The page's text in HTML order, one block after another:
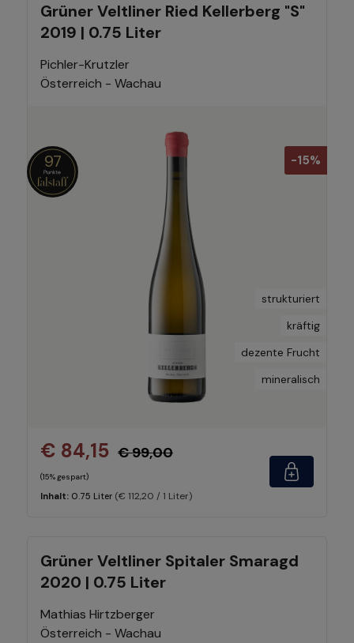
Grüner Veltliner Ried Kellerberg "S"
2019 | 0.75 Liter
Pichler-Krutzler
Österreich - Wachau
-15%
97
strukturiert
kräftig
dezente Frucht
mineralisch
€ 84,15 € 99,00
(15% gespart)
Inhalt: 0.75 Liter (€ 112,20 / 1 Liter)
Grüner Veltliner Spitaler Smaragd
2020 | 0.75 Liter
Mathias Hirtzberger
Österreich - Wachau